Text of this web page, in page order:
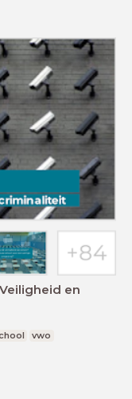
en
vwo